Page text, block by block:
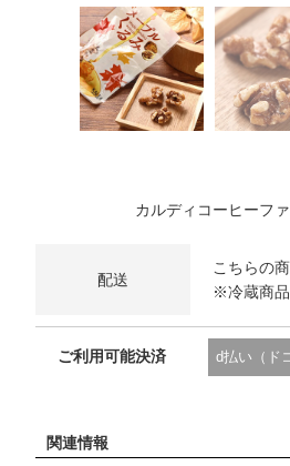
カルディコーヒーフ
配送
こちらの
※冷蔵商品
ご利用可能決済 d払い（ド
関連情報